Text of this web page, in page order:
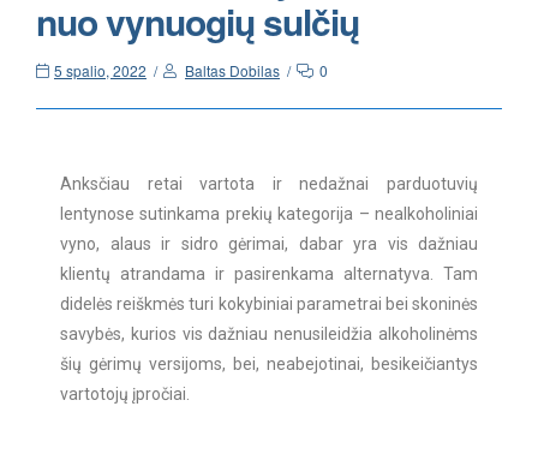
nuo vynuogių sulčių
5 spalio, 2022 Baltas Dobilas 0
Anksčiau retai vartota ir nedažnai parduotuvių
lentynose sutinkama prekių kategorija – nealkoholiniai
vyno, alaus ir sidro gėrimai, dabar yra vis dažniau
klientų atrandama ir pasirenkama alternatyva. Tam
didelės reiškmės turi kokybiniai parametrai bei skoninės
savybės, kurios vis dažniau nenusileidžia alkoholinėms
šių gėrimų versijoms, bei, neabejotinai, besikeičiantys
vartotojų įpročiai.